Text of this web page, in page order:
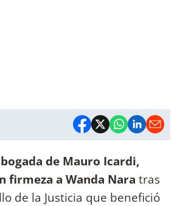
de Mauro Icardi,
firmeza a Wanda Nara tras
de la Justicia que benefició